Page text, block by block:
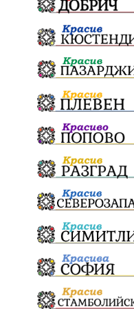
Национален празник
кукери мислене
бедствия лев
разследване
традиции и обичаи
страх семинар
Мирен протест
активни граждане